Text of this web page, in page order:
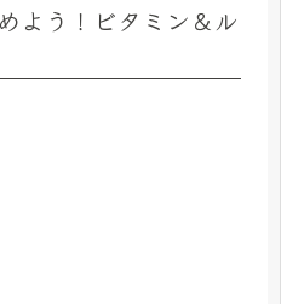
よう！ビタミン＆ル